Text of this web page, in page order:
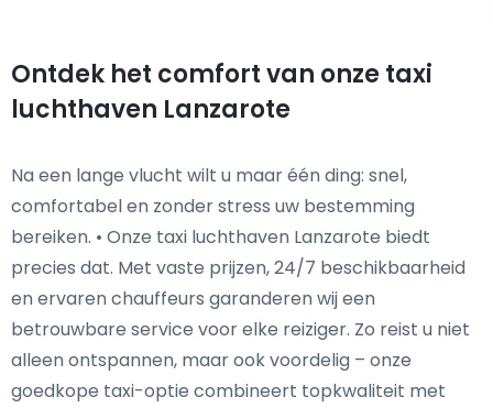
Ontdek het comfort van onze taxi
luchthaven Lanzarote
Na een lange vlucht wilt u maar één ding: snel,
comfortabel en zonder stress uw bestemming
bereiken. • Onze taxi luchthaven Lanzarote biedt
precies dat. Met vaste prijzen, 24/7 beschikbaarheid
en ervaren chauffeurs garanderen wij een
betrouwbare service voor elke reiziger. Zo reist u niet
alleen ontspannen, maar ook voordelig – onze
goedkope taxi-optie combineert topkwaliteit met